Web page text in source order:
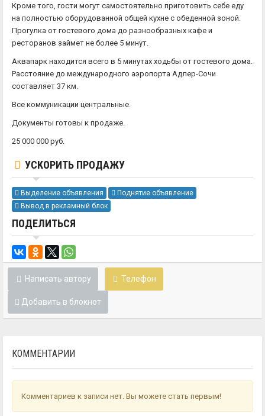
Кроме того, гости могут самостоятельно приготовить себе еду
на полностью оборудованной общей кухне с обеденной зоной.
Прогулка от гостевого дома до разнообразных кафе и
ресторанов займет не более 5 минут.
Аквапарк находится всего в 5 минутах ходьбы от гостевого дома.
Расстояние до международного аэропорта Адлер-Сочи
составляет 37 км.
Все коммуникации центральные.
Документы готовы к продаже.
25 000 000 руб.
УСКОРИТЬ ПРОДАЖУ
Выделение объявления
Поднятие объявление
Вывод в рекламный блок
ПОДЕЛИТЬСЯ
Написать автору Телефон
Добавить в блокнот
КОММЕНТАРИИ
Комментариев к записи нет. Вы можете стать первым!